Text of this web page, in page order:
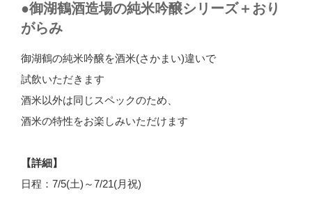
●御湖鶴酒造場の純米吟醸シリーズ＋おり
がらみ
御湖鶴の純米吟醸を酒米(さかまい)違いで
試飲いただきます
酒米以外は同じスペックのため、
酒米の特性をお楽しみいただけます
【詳細】
日程：7/5(土)～7/21(月祝)